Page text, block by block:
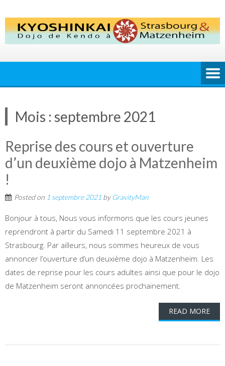
to
content
Mois : septembre 2021
Reprise des cours et ouverture
d’un deuxième dojo à Matzenheim
!
Posted on 1 septembre 2021 by GravityMan
Bonjour à tous, Nous vous informons que les cours jeunes
reprendront à partir du Samedi 11 septembre 2021 à
Strasbourg. Par ailleurs, nous sommes heureux de vous
annoncer l’ouverture d’un deuxième dojo à Matzenheim. Les
dates de reprise pour les cours adultes ainsi que pour le dojo
de Matzenheim seront annoncées prochainement.
READ MORE